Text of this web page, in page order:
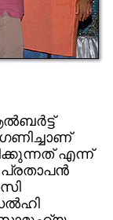
എന്ന്